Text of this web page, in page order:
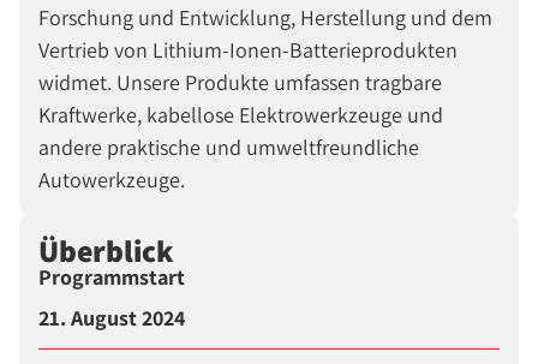
Forschung und Entwicklung, Herstellung und dem
Vertrieb von Lithium-Ionen-Batterieprodukten
widmet. Unsere Produkte umfassen tragbare
Kraftwerke, kabellose Elektrowerkzeuge und
andere praktische und umweltfreundliche
Autowerkzeuge.
Überblick
Programmstart
21. August 2024